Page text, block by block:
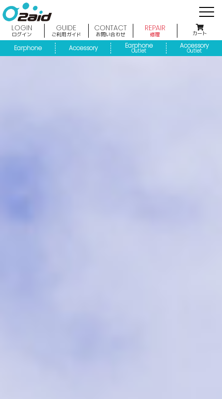
LOGIN
ログイン
GUIDE
ご利用ガイド
CONTACT
お問い合わせ
REPAIR
修理 カート
Earphone Accessory Earphone
Outlet
Accessory
Outlet